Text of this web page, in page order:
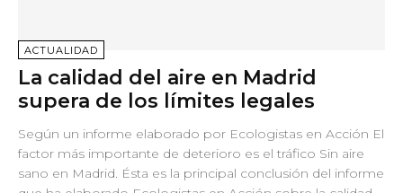
ACTUALIDAD
La calidad del aire en Madrid
supera de los límites legales
Según un informe elaborado por Ecologistas en Acción El
factor más importante de deterioro es el tráfico Sin aire
sano en Madrid. Ésta es la principal conclusión del informe